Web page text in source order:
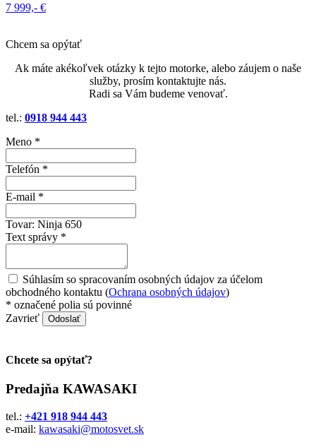
7 999,- €
Chcem sa opýtať
Ak máte akékoľvek otázky k tejto motorke, alebo záujem o naše
služby, prosím kontaktujte nás.
Radi sa Vám budeme venovať.
tel.: 0918 944 443
Meno *
Telefón *
E-mail *
Tovar: Ninja 650
Text správy *
Súhlasím so spracovaním osobných údajov za účelom
obchodného kontaktu (Ochrana osobných údajov)
* označené polia sú povinné
Zavrieť
Odoslať
Chcete sa opýtať?
Predajňa KAWASAKI
tel.: +421 918 944 443
e-mail: kawasaki@motosvet.sk